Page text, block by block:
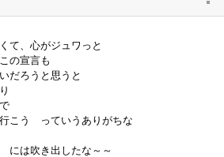
て、心がジュワっと
の宣言も
だろうと思うと
こう っていうありがちな
には吹き出したな～～